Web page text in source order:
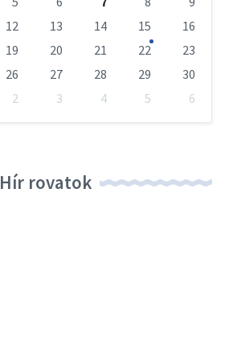
12 13 14 15
16
19 20 21 22
23
26 27 28 29
30
2 3 4 5
6
Hír rovatok